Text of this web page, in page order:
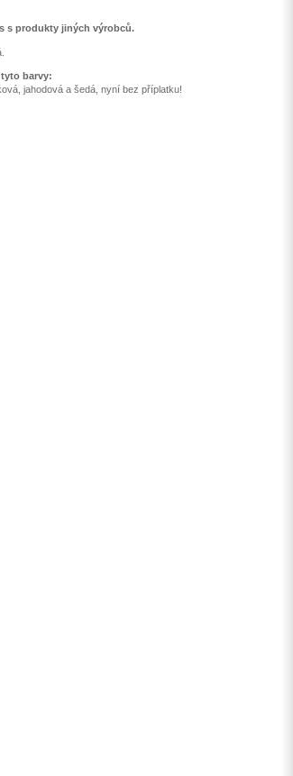
s produkty jiných výrobců.
barvy:
jahodová a šedá, nyní bez příplatku!